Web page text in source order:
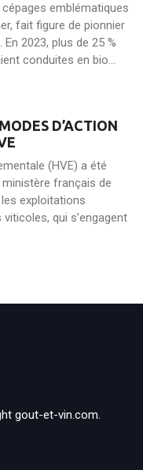
emblématiques
fait figure de pionnier
2023, plus de 25 %
conduites en bio...
D’ACTION
(HVE) a été
ministère français de
exploitations
qui s’engagent
gout-et-vin.com.